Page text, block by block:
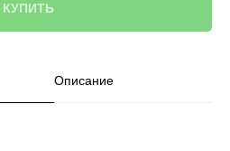
КУПИТЬ
Описание